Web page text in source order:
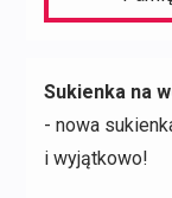
Sukienka na
- nowa
i wyjątkowo!